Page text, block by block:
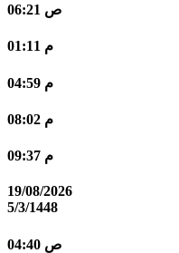
06:21 ص
01:11 م
04:59 م
08:02 م
09:37 م
19/08/2026
5/3/1448
04:40 ص